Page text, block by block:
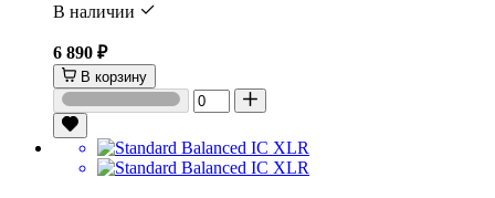
В наличии
6 890 ₽
В корзину